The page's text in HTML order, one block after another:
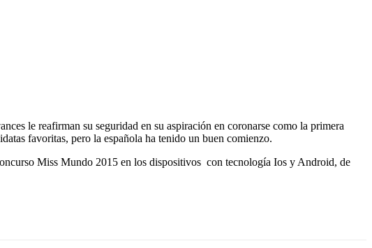
le reafirman su seguridad en su aspiración en coronarse como la primera
favoritas, pero la española ha tenido un buen comienzo.
Miss Mundo 2015 en los dispositivos con tecnología Ios y Android, de